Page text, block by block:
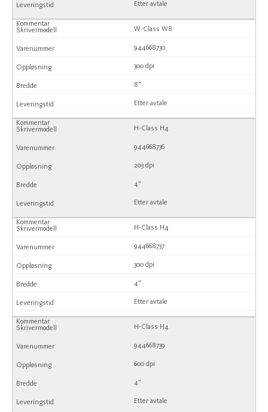
Etter avtale
W-Class W8
944668730
300 dpi
8"
Etter avtale
H-Class H4
944668736
203 dpi
4"
Etter avtale
H-Class H4
944668737
300 dpi
4"
Etter avtale
H-Class H4
944668739
600 dpi
4"
Etter avtale